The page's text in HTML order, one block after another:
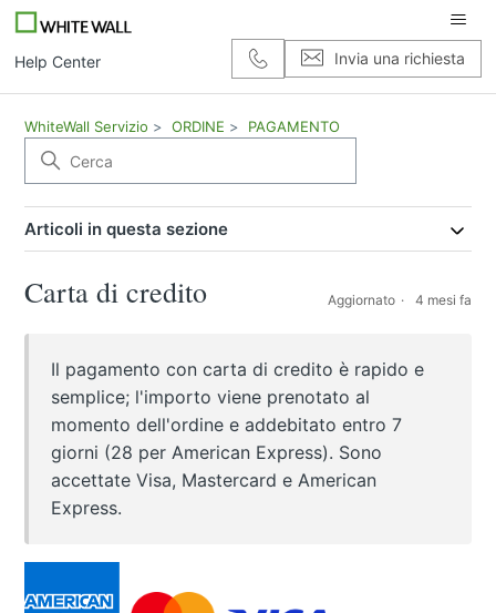
Help Center Invia una richiesta
WhiteWall Servizio ORDINE PAGAMENTO
Articoli in questa sezione
Carta di credito Aggiornato 4 mesi fa
Il pagamento con carta di credito è rapido e
semplice; l'importo viene prenotato al
momento dell'ordine e addebitato entro 7
giorni (28 per American Express). Sono
accettate Visa, Mastercard e American
Express.